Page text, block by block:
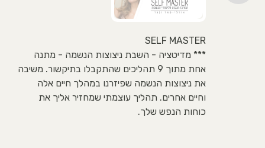
SELF MASTER
*** מדיטציה - השבת ניצוצות הנשמה - מתנה
אחת מתוך 9 תהליכים שהתקבלו בתיקשור. משיבה
את ניצוצות הנשמה שפיזרנו במהלך חיים אלה
וחיים אחרים. תהליך עוצמתי שמחזיר אליך את
כוחות הנפש שלך.